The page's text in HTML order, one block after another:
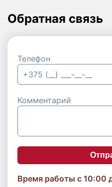
Обратная связь
Телефон
Комментарий
Время работы с 10:00